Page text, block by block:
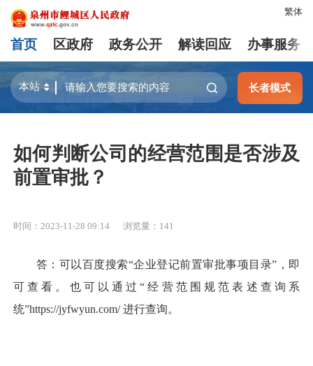
繁体
首页 区政府 政务公开 解读回应 办事服务
长者模式
如何判断公司的经营范围是否涉及
前置审批？
时间：2023-11-28 09:14 浏览量： 141
答：可以百度搜索“企业登记前置审批事项目录”，即
可查看。也可以通过“经营范围规范表述查询系
统”https://jyfwyun.com/ 进行查询。